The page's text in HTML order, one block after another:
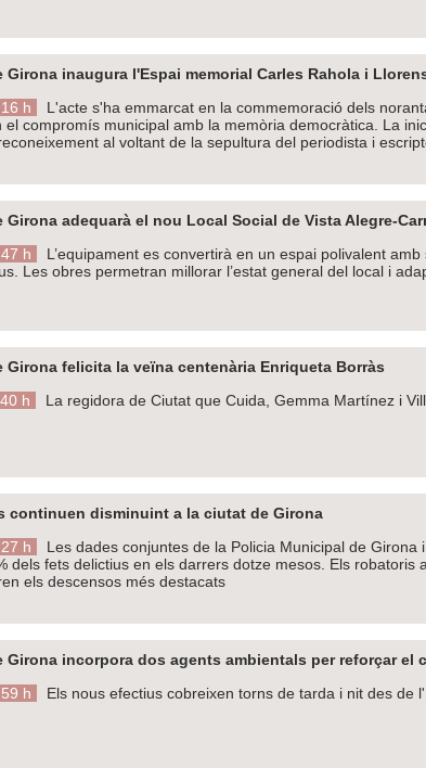
Girona inaugura l'Espai memorial Carles Rahola i
h
L'acte s'ha emmarcat en la commemoració dels
el compromís municipal amb la memòria democràtica. La
al voltant de la sepultura del periodista i
Girona adequarà el nou Local Social de Vista Alegre-
h
L’equipament es convertirà en un espai polivalent
Les obres permetran millorar l’estat general del local i
Girona felicita la veïna centenària Enriqueta Borràs
h
La regidora de Ciutat que Cuida, Gemma Martínez i
continuen disminuint a la ciutat de Girona
h
Les dades conjuntes de la Policia Municipal de
dels fets delictius en els darrers dotze mesos. Els robatoris
els descensos més destacats
Girona incorpora dos agents ambientals per reforçar el
h
Els nous efectius cobreixen torns de tarda i nit des de